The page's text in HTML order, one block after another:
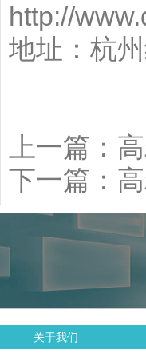
http://
地址：杭
上一篇：
下一篇：
关于我们